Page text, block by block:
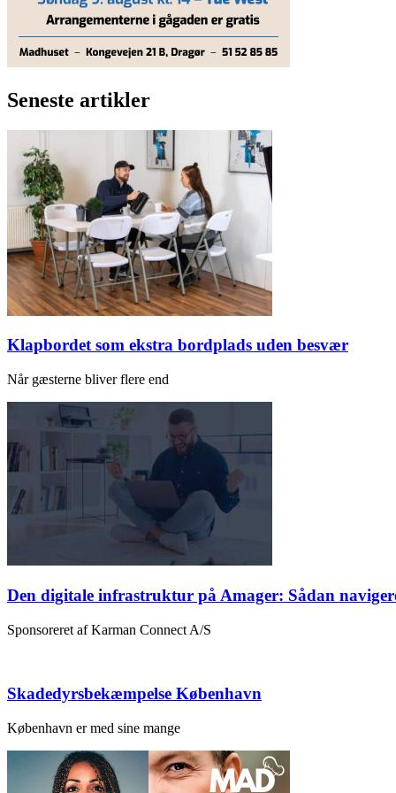
Seneste artikler
Klapbordet som ekstra bordplads uden besvær
Når gæsterne bliver flere end
Den digitale infrastruktur på Amager: Sådan
Sponsoreret af Karman Connect A/S
Skadedyrsbekæmpelse København
København er med sine mange